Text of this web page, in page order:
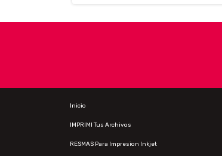
Inicio
IMPRIMI Tus Archivos
RESMAS Para Impresion Inkjet